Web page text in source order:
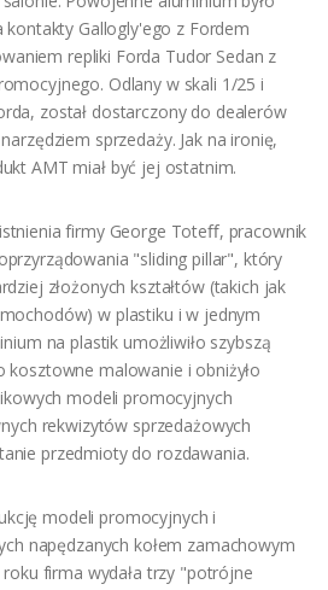
Gallogly'ego z Fordem
repliki Forda Tudor Sedan z
Odlany w skali 1/25 i
został dostarczony do dealerów
sprzedaży. Jak na ironię,
AMT miał być jej ostatnim.
firmy George Toteﬀ, pracownik
"sliding pillar", który
złożonych kształtów (takich jak
w plastiku i w jednym
na plastik umożliwiło szybszą
kosztowne malowanie i obniżyło
modeli promocyjnych
rekwizytów sprzedażowych
przedmioty do rozdawania.
modeli promocyjnych i
napędzanych kołem zamachowym
firma wydała trzy "potrójne